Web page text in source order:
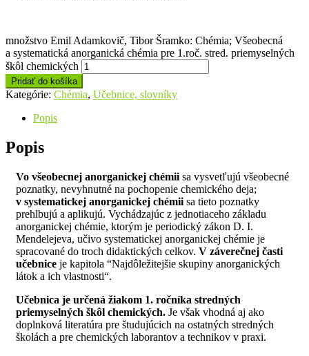
množstvo Emil Adamkovič, Tibor Šramko: Chémia; Všeobecná
a systematická anorganická chémia pre 1.roč. stred. priemyselných
škôl chemických
Pridať do košíka
Kategórie: Chémia, Učebnice, slovníky
Popis
Popis
Vo všeobecnej anorganickej chémii sa vysvetľujú všeobecné
poznatky, nevyhnutné na pochopenie chemického deja;
v systematickej anorganickej chémii sa tieto poznatky
prehlbujú a aplikujú. Vychádzajúc z jednotiaceho základu
anorganickej chémie, ktorým je periodický zákon D. I.
Mendelejeva, učivo systematickej anorganickej chémie je
spracované do troch didaktických celkov. V záverečnej časti
učebnice je kapitola “Najdôležitejšie skupiny anorganických
látok a ich vlastnosti“.
Učebnica je určená žiakom 1. ročníka stredných
priemyselných škôl chemických. Je však vhodná aj ako
doplnková literatúra pre študujúcich na ostatných stredných
školách a pre chemických laborantov a technikov v praxi.